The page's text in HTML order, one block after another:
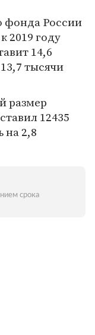
фонда России
2019 году
14,6
тысячи
размер
12435
на 2,8
срока